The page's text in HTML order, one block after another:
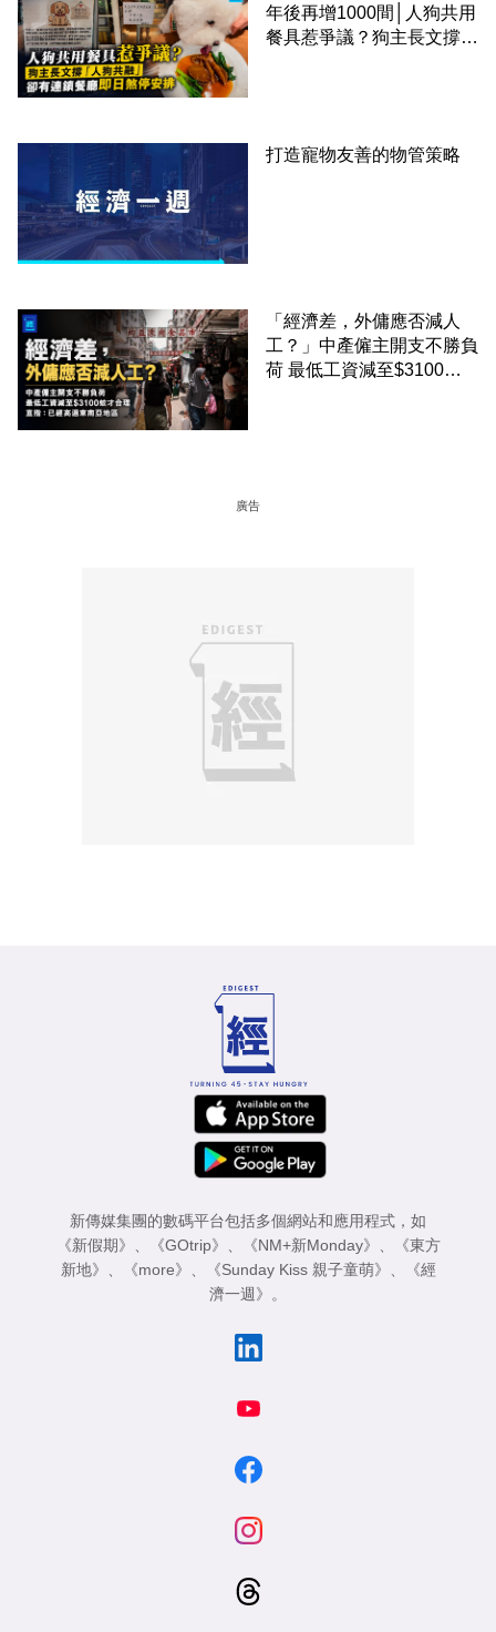
年後再增1000間│人狗共用
餐具惹爭議？狗主長文撐
打造寵物友善的物管策略
「經濟差，外傭應否減人
工？」中產僱主開支不勝負
荷 最低工資減至$3100蚊
廣告
新傳媒集團的數碼平台包括多個網站和應用程式，如
《新假期》 、 《GOtrip》 、 《NM+新Monday》 、
《東方
新地》 、 《more》 、 《Sunday Kiss 親子童萌》 、
《經
濟一週》 。